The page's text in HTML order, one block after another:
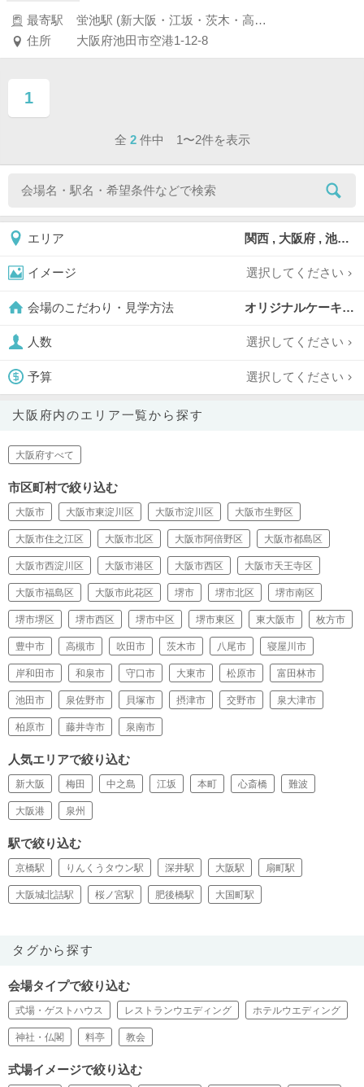
最寄駅
蛍池駅 (新大阪・江坂・茨木・高槻)
住所
大阪府池田市空港1-12-8
1
ページ目
全 2 件中 1〜2件を表示
エリア 関西 , 大阪府 , 池田市
イメージ 選択してください
会場のこだわり・見学方法 オリジナルケーキ対応可,
人数 選択してください
予算 選択してください
大阪府内のエリア一覧から探す
大阪府すべて
市区町村で絞り込む
大阪市 大阪市東淀川区 大阪市淀川区 大阪市生野区
大阪市住之江区 大阪市北区 大阪市阿倍野区 大阪市都島区
大阪市西淀川区 大阪市港区 大阪市西区 大阪市天王寺区
大阪市福島区 大阪市此花区 堺市 堺市北区 堺市南区
堺市堺区 堺市西区 堺市中区 堺市東区 東大阪市 枚方市
豊中市 高槻市 吹田市 茨木市 八尾市 寝屋川市
岸和田市 和泉市 守口市 大東市 松原市 富田林市
池田市 泉佐野市 貝塚市 摂津市 交野市 泉大津市
柏原市 藤井寺市 泉南市
人気エリアで絞り込む
新大阪 梅田 中之島 江坂 本町 心斎橋 難波
大阪港 泉州
駅で絞り込む
京橋駅 りんくうタウン駅 深井駅 大阪駅 扇町駅
大阪城北詰駅 桜ノ宮駅 肥後橋駅 大国町駅
タグから探す
会場タイプで絞り込む
式場・ゲストハウス レストランウエディング ホテルウエディング
神社・仏閣 料亭 教会
式場イメージで絞り込む